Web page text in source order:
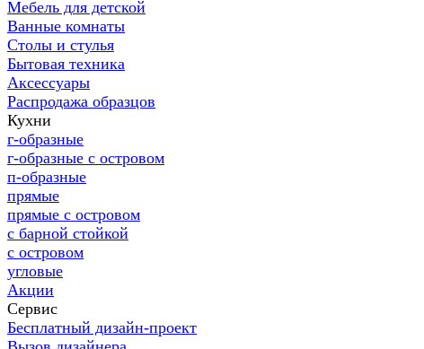
Мебель для детской
Ванные комнаты
Столы и стулья
Бытовая техника
Аксессуары
Распродажа образцов
Кухни
г-образные
г-образные с островом
п-образные
прямые
прямые с островом
с барной стойкой
с островом
угловые
Акции
Сервис
Бесплатный дизайн-проект